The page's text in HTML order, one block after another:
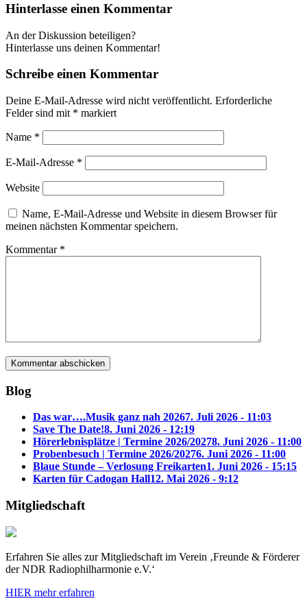
Hinterlasse einen Kommentar
An der Diskussion beteiligen?
Hinterlasse uns deinen Kommentar!
Schreibe einen Kommentar
Deine E-Mail-Adresse wird nicht veröffentlicht. Erforderliche
Felder sind mit * markiert
Name *
E-Mail-Adresse *
Website
Name, E-Mail-Adresse und Website in diesem Browser für
meinen nächsten Kommentar speichern.
Kommentar *
Blog
Das war….Musik ganz nah 20267. Juli 2026 - 11:03
Save The Date!8. Juni 2026 - 12:19
Hörerlebnisplätze | Termine 2026/20278. Juni 2026 - 11:00
Probenbesuch | Termine 2026/20276. Juni 2026 - 11:00
Blaue Stunde – Verlosung Freikarten1. Juni 2026 - 15:15
Karten für Cadogan Hall12. Mai 2026 - 9:12
Mitgliedschaft
Erfahren Sie alles zur Mitgliedschaft im Verein ‚Freunde & Förderer
der NDR Radiophilharmonie e.V.‘
HIER mehr erfahren